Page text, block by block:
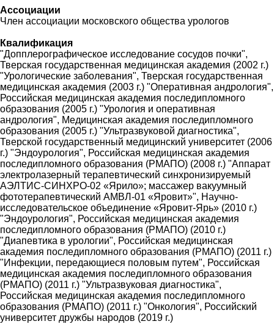
Ассоциации
Член ассоциации московского общества урологов
Квалификация
"Допплерографическое исследование сосудов почки",
Тверская государственная медицинская академия (2002 г.)
"Урологические заболевания", Тверская государственная
медицинская академия (2003 г.) "Оперативная андрология",
Российская медицинская академия последипломного
образования (2005 г.) "Урология и оперативная
андрология", Медицинская академия последипломного
образования (2005 г.) "Ультразвуковой диагностика",
Тверской государственный медицинский университет (2006
г.) "Эндоурология", Российская медицинская академия
последипломного образования (РМАПО) (2008 г.) "Аппарат
электролазерный терапевтический синхронизируемый
АЭЛТИС-СИНХРО-02 «Ярило»; массажер вакуумный
фототерапевтический АМВЛ-01 «Яровит»", Научно-
исследовательское объединение «Яровит-Ярь» (2010 г.)
"Эндоурология", Российская медицинская академия
последипломного образования (РМАПО) (2010 г.)
"Диапевтика в урологии", Российская медицинская
академия последипломного образования (РМАПО) (2011 г.)
"Инфекции, передающиеся половым путем", Российская
медицинская академия последипломного образования
(РМАПО) (2011 г.) "Ультразвуковая диагностика",
Российская медицинская академия последипломного
образования (РМАПО) (2011 г.) "Онкология", Российский
университет дружбы народов (2019 г.)